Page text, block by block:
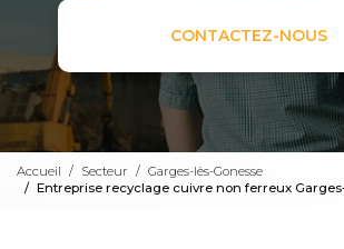
CONTACTEZ-NOUS
Accueil Secteur
Garges-lès-Gonesse
Entreprise recyclage cuivre non ferreux